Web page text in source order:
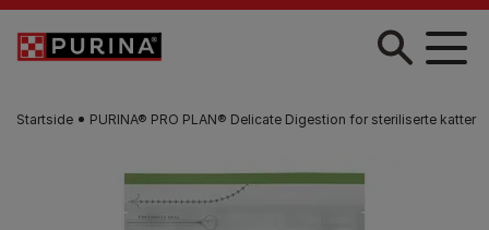
Skip to main content
Startside PURINA® PRO PLAN® Delicate Digestion for steriliserte katter